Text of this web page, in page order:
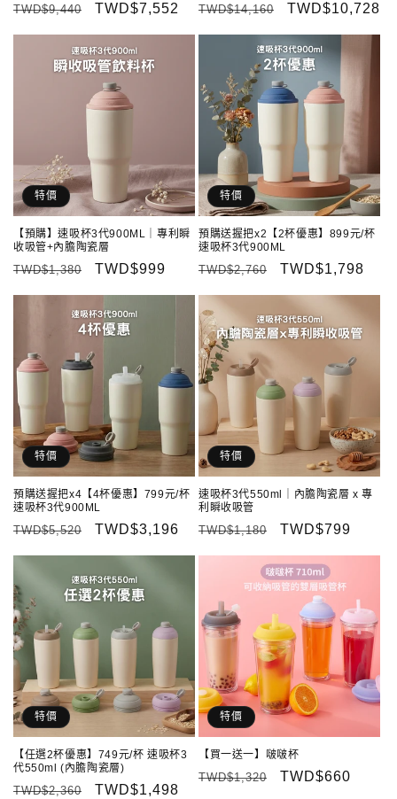
定
TWD$9,440
售
TWD$7,552
定
TWD$14,160
售
TWD$10,728
特價
【預購】速吸杯3代900ML｜專利瞬
收吸管+內膽陶瓷層
定
TWD$1,380
售
TWD$999
特價
預購送握把x2【2杯優惠】899元/杯
速吸杯3代900ML
定
TWD$2,760
售
TWD$1,798
特價
預購送握把x4【4杯優惠】799元/杯
速吸杯3代900ML
定
TWD$5,520
售
TWD$3,196
特價
速吸杯3代550ml｜內膽陶瓷層 x 專
利瞬收吸管
定
TWD$1,180
售
TWD$799
特價
【任選2杯優惠】749元/杯 速吸杯3
代550ml (內膽陶瓷層)
定
TWD$2,360
售
TWD$1,498
特價
【買一送一】啵啵杯
定
TWD$1,320
售
TWD$660